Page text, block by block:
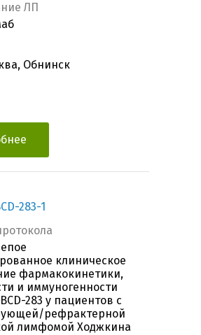
ЛП
Обнинск
283-1
клиническое
фармакокинетики,
и иммуногенности
283 у пациентов с
рефрактерной
лимфомой Ходжкина